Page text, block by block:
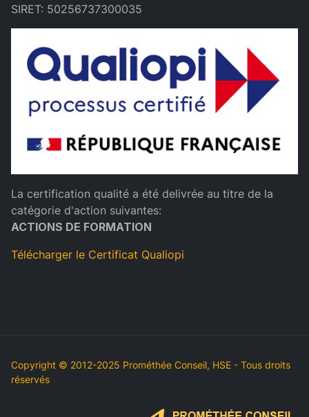
SIRET: 50256737300035
La certification qualité a été delivrée au titre de la
catégorie d'action suivantes:
ACTIONS DE FORMATION
Télécharger le Certificat Qualiopi
Copyright © 2012-2025 Prométhée Conseil, HSE - Tous droits
réservés